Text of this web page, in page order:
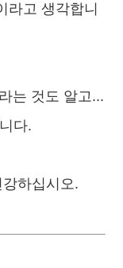
라고 생각합니
는 것도 알고...
다.
하십시오.